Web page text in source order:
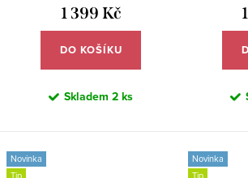
1 399 Kč
DO KOŠÍKU
Skladem 2 ks
Novinka
Novinka